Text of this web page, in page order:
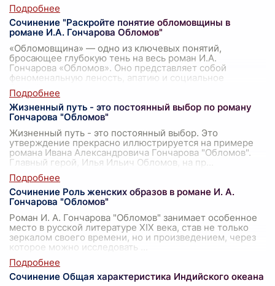
Сочинение "Раскройте понятие обломовщины в
романе И.А. Гончарова Обломов"
«Обломовщина» — одно из ключевых понятий,
бросающее глубокую тень на весь роман И.А.
Гончарова «Обломов». Оно представляет собой
феноменальную леность, апатию и социальное
бездейст
Жизненный путь - это постоянный выбор по роману
Гончарова "Обломов"
Жизненный путь - это постоянный выбор. Это
утверждение прекрасно иллюстрируется на примере
романа Ивана Александровича Гончарова "Обломов".
Главный герой, Илья Ильич Обломов, на пр
Сочинение Роль женских образов в романе И. А.
Гончарова "Обломов"
Роман И. А. Гончарова "Обломов" занимает особенное
место в русской литературе XIX века, став не только
зеркалом своего времени, но и произведением, через
которое можно исследовать
Сочинение Общая характеристика Индийского океана